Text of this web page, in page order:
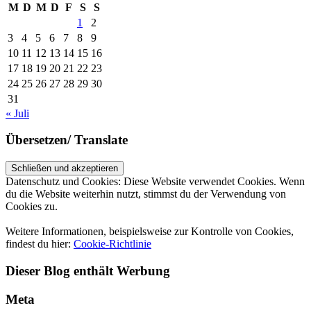
M D M D F S
S
1
2
3
4 5 6 7 8
9
10 11 12 13 14 15 16
17 18 19 20 21 22 23
24 25 26 27 28 29 30
31
« Juli
Übersetzen/ Translate
Datenschutz und Cookies: Diese Website verwendet Cookies. Wenn
du die Website weiterhin nutzt, stimmst du der Verwendung von
Cookies zu.
Weitere Informationen, beispielsweise zur Kontrolle von Cookies,
findest du hier: Cookie-Richtlinie
Dieser Blog enthält Werbung
Meta